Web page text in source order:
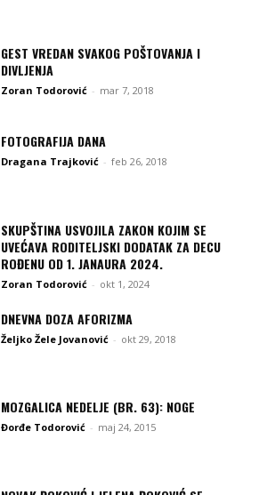
GEST VREDAN SVAKOG POŠTOVANJA I
DIVLJENJA
Zoran Todorović - mar 7, 2018
FOTOGRAFIJA DANA
Dragana Trajković - feb 26, 2018
SKUPŠTINA USVOJILA ZAKON KOJIM SE
UVEĆAVA RODITELJSKI DODATAK ZA DECU
ROĐENU OD 1. JANAURA 2024.
Zoran Todorović - okt 1, 2024
DNEVNA DOZA AFORIZMA
Željko Žele Jovanović - okt 29, 2018
MOZGALICA NEDELJE (BR. 63): NOGE
Đorđe Todorović - maj 24, 2015